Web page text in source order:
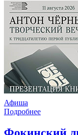
Афиша
Подробнее